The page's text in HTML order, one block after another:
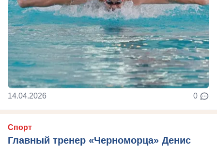
14.04.2026 0
Спорт
Главный тренер «Черноморца» Денис